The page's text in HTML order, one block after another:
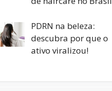
PDRN na beleza:
descubra por que o
ativo viralizou!